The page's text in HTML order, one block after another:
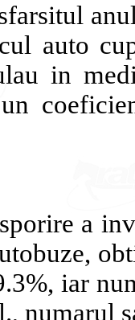
auto
in
sporire a
,
iar
numarul